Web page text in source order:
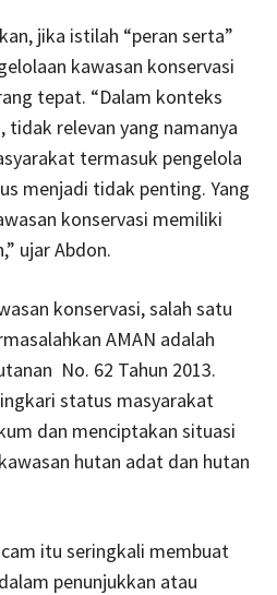
jika istilah “peran serta”
kawasan konservasi
tepat. “Dalam konteks
tidak relevan yang namanya
termasuk pengelola
menjadi tidak penting. Yang
konservasi memiliki
ujar Abdon.
konservasi, salah satu
AMAN adalah
No. 62 Tahun 2013.
status masyarakat
dan menciptakan situasi
hutan adat dan hutan
itu seringkali membuat
penunjukkan atau